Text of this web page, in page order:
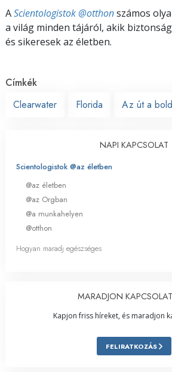
AScientologistok @otthonszámos
a világ minden tájáról, akik
és sikeresek az életben.
Címkék
Clearwater
Florida Az út a
NAPI KAPCSOLAT
Scientologistok @az életben
@az életben
@az Orgban
@a munkahelyen
@otthon
Hogyan maradj egészséges
MARADJON
Kapjon friss híreket, és maradjon
FELIRATKOZÁS